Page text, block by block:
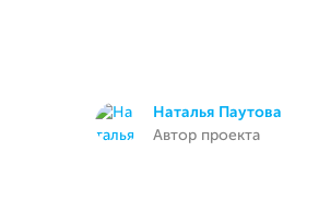
Наталья Паутова
Автор проекта